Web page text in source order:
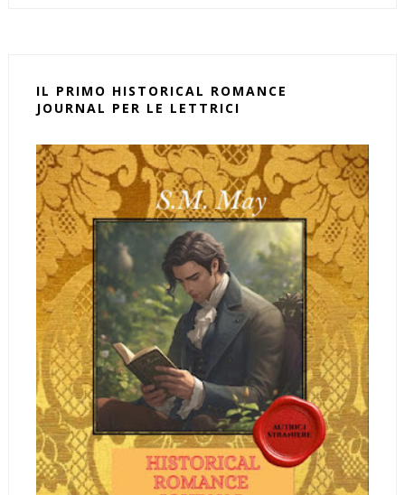
IL PRIMO HISTORICAL ROMANCE
JOURNAL PER LE LETTRICI